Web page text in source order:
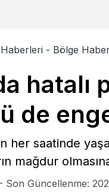
- Bölge
hatalı
de
her saatinde
mağdur
Son Güncellenme: